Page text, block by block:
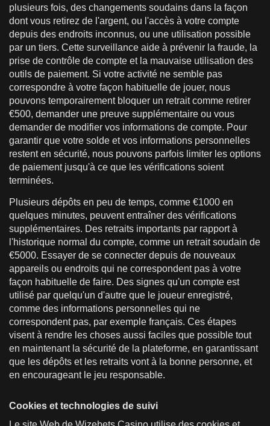
plusieurs fois, des changements soudains dans la façon
dont vous retirez de l'argent, ou l'accès à votre compte
depuis des endroits inconnus, ou une utilisation possible
par un tiers. Cette surveillance aide à prévenir la fraude, la
prise de contrôle de compte et la mauvaise utilisation des
outils de paiement. Si votre activité ne semble pas
correspondre à votre façon habituelle de jouer, nous
pouvons temporairement bloquer un retrait comme retirer
€500, demander une preuve supplémentaire ou vous
demander de modifier vos informations de compte. Pour
garantir que votre solde et vos informations personnelles
restent en sécurité, nous pouvons parfois limiter les options
de paiement jusqu'à ce que les vérifications soient
terminées.
Plusieurs dépôts en peu de temps, comme €1000 en
quelques minutes, peuvent entraîner des vérifications
supplémentaires. Des retraits importants par rapport à
l'historique normal du compte, comme un retrait soudain de
€5000. Essayer de se connecter depuis de nouveaux
appareils ou endroits qui ne correspondent pas à votre
façon habituelle de faire. Des signes qu'un compte est
utilisé par quelqu'un d'autre que le joueur enregistré,
comme des informations personnelles qui ne
correspondent pas, par exemple français. Ces étapes
visent à rendre les choses aussi faciles que possible tout
en maintenant la sécurité de la plateforme, en garantissant
que les dépôts et les retraits vont à la bonne personne, et
en encourageant le jeu responsable.
Cookies et technologies de suivi